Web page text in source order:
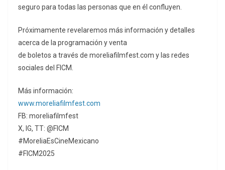
seguro para todas las personas que en él confluyen.
Próximamente revelaremos más información y detalles
acerca de la programación y venta
de boletos a través de moreliafilmfest.com y las redes
sociales del FICM.
Más información:
www.moreliafilmfest.com
FB: moreliafilmfest
X, IG, TT: @FICM
#MoreliaEsCineMexicano
#FICM2025